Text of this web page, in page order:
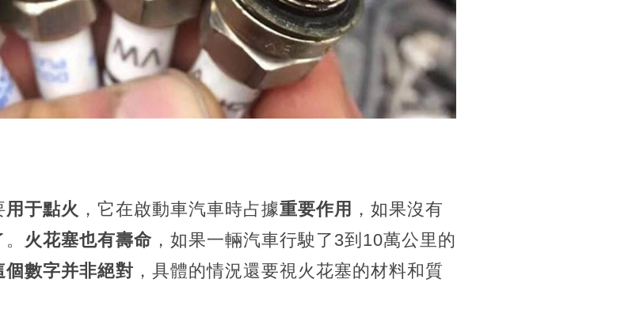
用于點火 ，它在啟動車汽車時占據重要作用 ，如果沒有
火花塞也有壽命 ，如果一輛汽車行駛了3到10萬公里的
個數字并非絕對 ，具體的情況還要視火花塞的材料和質